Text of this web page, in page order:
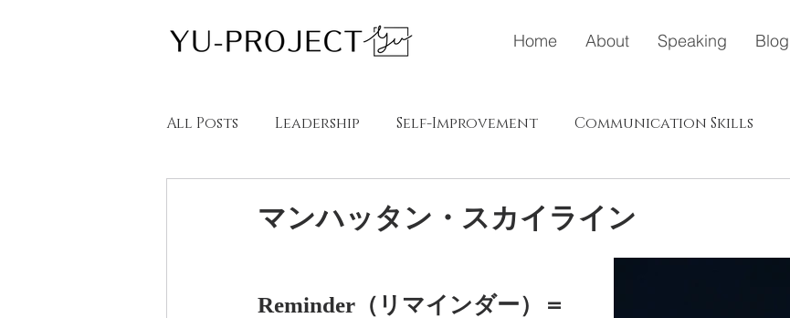
Home About Speaking Blog
All Posts Leadership Self-Improvement Communication Skills
マンハッタン・スカイライン
Reminder（リマインダー）
＝